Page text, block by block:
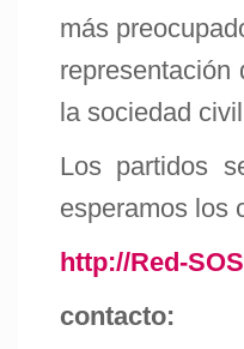
más
la sociedad
Los partidos
esperamos los
http://Red-
contacto: